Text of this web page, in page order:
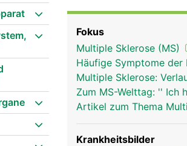
Rückenmark besteht
Substanz, die im
gebildet wird. Die
die langen
(Liquor) und von drei
eine gut durchblutete
innere Haut.
Fokus
Multiple Sklerose (MS)
Häufige Symptome der
Multiple Sklerose:
Zum MS-Welttag: '' Ich
Artikel zum Thema
Krankheitsbilder